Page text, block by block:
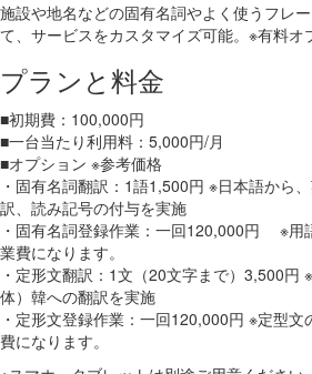
施設や地名などの固有名詞やよく使うフレ
て、サービスをカスタマイズ可能。※有料オ
プランと料金
■初期費：100,000円
■一台当たり利用料：5,000円/月
■オプション ※参考価格
・固有名詞翻訳：1語1,500円 ※日本語から
訳、読み記号の付与を実施
・固有名詞登録作業：一回120,000円 ※用
業費になります。
・定形文翻訳：1文（20文字まで）3,500円
体）韓への翻訳を実施
・定形文登録作業：一回120,000円 ※定型
費になります。